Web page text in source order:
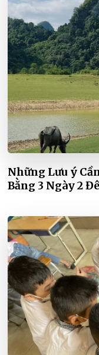
Những Lưu ý
Bằng 3 Ngày 2